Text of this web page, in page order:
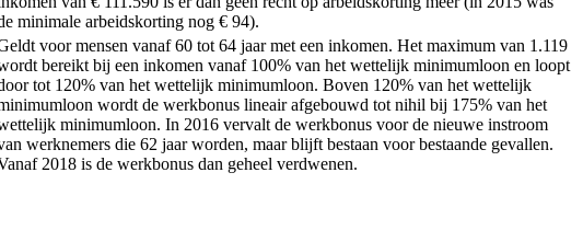
minimale arbeidskorting nog € 94).
voor mensen vanaf 60 tot 64 jaar met een inkomen. Het maximum van 1.119
bereikt bij een inkomen vanaf 100% van het wettelijk minimumloon en loopt
tot 120% van het wettelijk minimumloon. Boven 120% van het wettelijk
wordt de werkbonus lineair afgebouwd tot nihil bij 175% van het
minimumloon. In 2016 vervalt de werkbonus voor de nieuwe instroom
werknemers die 62 jaar worden, maar blijft bestaan voor bestaande gevallen.
2018 is de werkbonus dan geheel verdwenen.